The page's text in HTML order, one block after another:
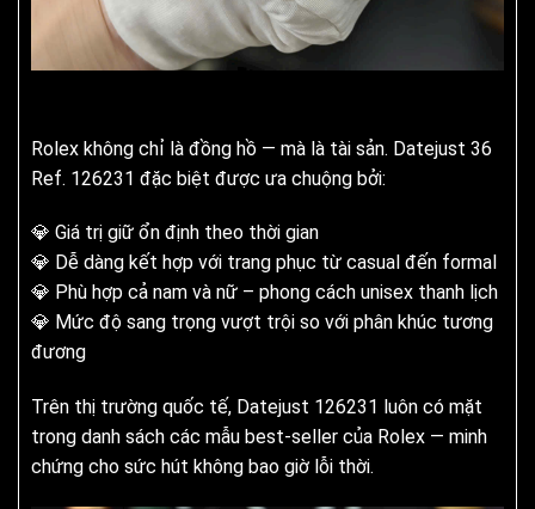
Rolex không chỉ là đồng hồ — mà là tài sản. Datejust 36
Ref. 126231 đặc biệt được ưa chuộng bởi:
💎 Giá trị giữ ổn định theo thời gian
💎 Dễ dàng kết hợp với trang phục từ casual đến formal
💎 Phù hợp cả nam và nữ – phong cách unisex thanh lịch
💎 Mức độ sang trọng vượt trội so với phân khúc tương
đương
Trên thị trường quốc tế, Datejust 126231 luôn có mặt
trong danh sách các mẫu best-seller của Rolex — minh
chứng cho sức hút không bao giờ lỗi thời.